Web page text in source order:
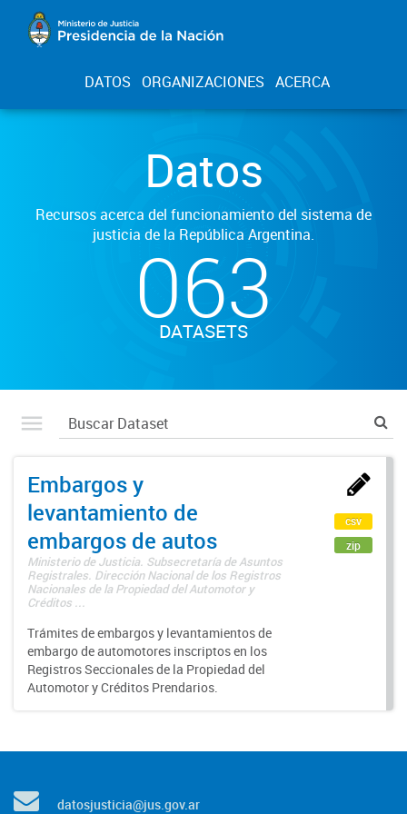
DATOS ORGANIZACIONES ACERCA
Datos
Recursos acerca del funcionamiento del sistema de
justicia de la República Argentina.
063
DATASETS
Embargos y
levantamiento de
embargos de autos
Ministerio de Justicia. Subsecretaría de Asuntos
Registrales. Dirección Nacional de los Registros
Nacionales de la Propiedad del Automotor y
Créditos ...
Trámites de embargos y levantamientos de
embargo de automotores inscriptos en los
Registros Seccionales de la Propiedad del
Automotor y Créditos Prendarios.
csv
zip
datosjusticia@jus.gov.ar